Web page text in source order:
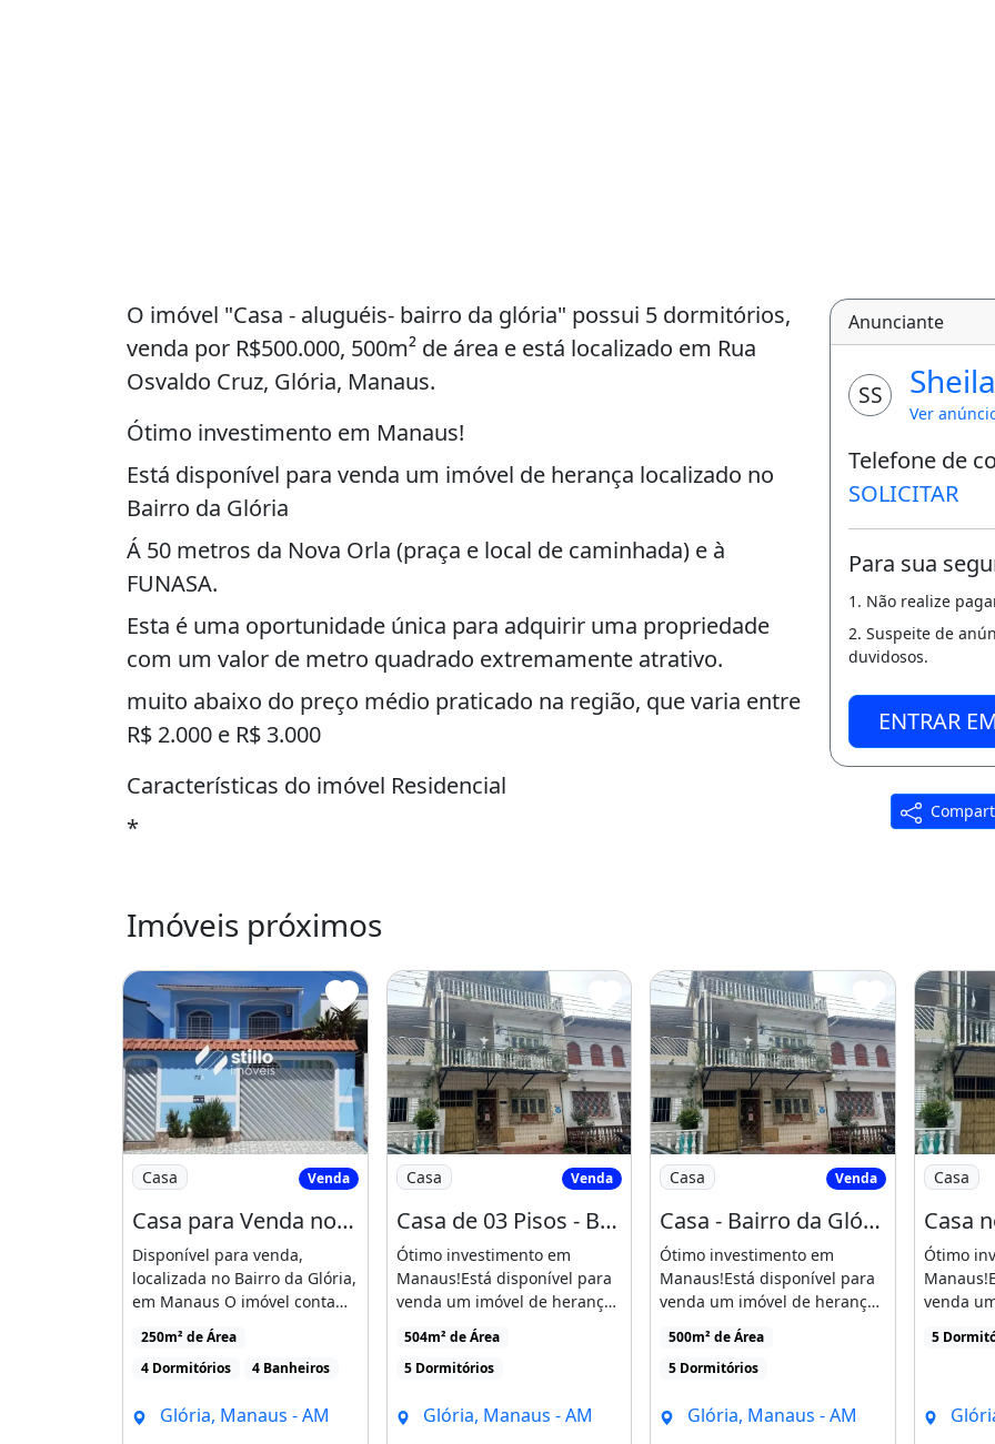
O imóvel "Casa - aluguéis- bairro da glória" possui 5 dormitórios,
venda por R$500.000, 500m² de área e está localizado em Rua
Osvaldo Cruz, Glória, Manaus.
Ótimo investimento em Manaus!
Está disponível para venda um imóvel de herança localizado no
Bairro da Glória
Á 50 metros da Nova Orla (praça e local de caminhada) e à
FUNASA.
Esta é uma oportunidade única para adquirir uma propriedade
com um valor de metro quadrado extremamente atrativo.
muito abaixo do preço médio praticado na região, que varia entre
R$ 2.000 e R$ 3.000
Características do imóvel Residencial
*
**
OBS: 500 metros quadrados construidos.
*
* TERRENO 6M X 30
Documento: TITULO DEFINITIVO
05 apartamentos independentes, cada um com 2 quartos, sala e
cozinha.
O imóvel necessita de , permitindo que você personalize e
valorize cada apartamento.
Localizado a apenas 5 minutos de carro do Centro da Cidade.
Bairro muito procurado para alugueis de imoveis devido a
pequena distancia para o Centro da Cidade
Este é um excelente negócio para investidores que trabalham
Anunciante
SS Sheila
Ver
Telefone de
SOLICITAR
Para sua
1. Não realize
2. Suspeite de
duvidosos.
ENTRAR
Imóveis próximos
Imagem: Casa para Venda no Bairro da Glória
Casa Venda
Casa para Venda no Bairro da Glória
Disponível para venda,
localizada no Bairro da Glória,
em Manaus O imóvel conta
com 250,25m² de [...]
250m² de Área
4 Dormitórios
4 Banheiros
Glória, Manaus - AM
Imagem: Casa de 03 Pisos - Bairro da Glória
Casa Venda
Casa de 03 Pisos - Bairro da Glória
Ótimo investimento em
Manaus!Está disponível para
venda um imóvel de herança
localizado no Bairro [...]
504m² de Área
5 Dormitórios
Glória, Manaus - AM
Imagem: Casa - Bairro da Glória- 03
Casa Venda
Casa - Bairro da Glória- 03 Andares
Ótimo investimento em
Manaus!Está disponível para
venda um imóvel de herança
localizado no Bairro [...]
500m² de Área
5 Dormitórios
Glória, Manaus - AM
Casa
Ótimo
venda
5